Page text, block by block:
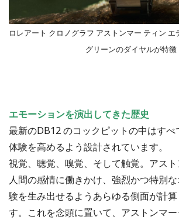
ロレアート クロノグラフ アストンマー ティン
グリーンのダイヤルが特徴
エモーションを演出してきた歴史
最新のDB12 のコックピットの中はす
体験を高めるよう設計されています。
視覚、聴覚、嗅覚、そして触覚。アスト
人間の感情に働きかけ、強烈かつ特別
験を生み出せるようあらゆる側面が計
す。これを念頭に置いて、アストンマ